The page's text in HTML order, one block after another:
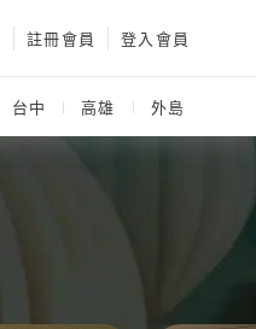
註冊會員 登入會員
台中 高雄 外島